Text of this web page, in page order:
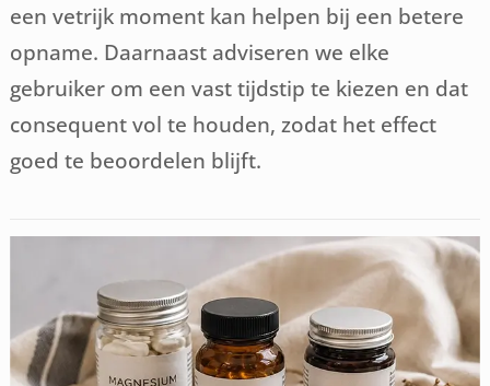
een vetrijk moment kan helpen bij een betere
opname. Daarnaast adviseren we elke
gebruiker om een vast tijdstip te kiezen en dat
consequent vol te houden, zodat het effect
goed te beoordelen blijft.